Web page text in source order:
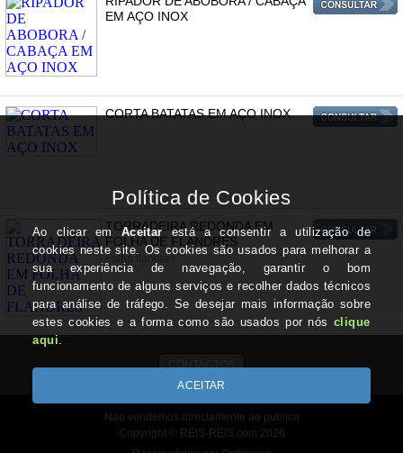
EM AÇO INOX
CORTA BATATAS EM AÇO INOX
TORRADEIRA REDONDA EM
FOLHA DE FLANDRES
CONTACTOS
Nao vendemos directamente ao publico
Copyright © REIS-REIS.com 2026